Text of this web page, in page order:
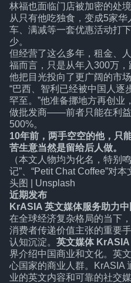
林福也面临门店被加密的处
从只有他吃独食，变成5家
车、满减等一套优惠活动打
少。
但经营了这么多年，租金、
福而言，只是从年入300万，
他把目光投向了更广阔的市场
“巴西、智利已经被中国人逐
罕至。”他准备挪地方再创业
做批发商——前者只能在利
500%。
10年前，两手空空的他，只
苦生意当然是留给后人做。
（本文人物均为化名，特别
记”、“Petit Chat Coffee”对本
头图 | Unsplash
近期发布
KrASIA 英文媒体服务助力
在全球经济复杂格局的当下
消费者传递价值主张的重要
认知沉淀。 英文媒体 KrASIA
界介绍中国商业和文化。英
心国家的商业人群。KrASIA
业的英文内容和可靠的社交